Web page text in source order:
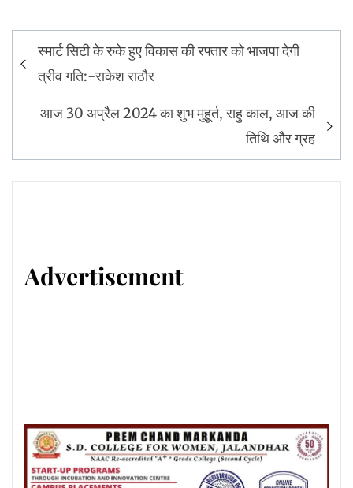
Post
navigation
स्मार्ट सिटी के रुके हुए विकास की रफ्तार को भाजपा देगी
त्रीव गति:-राकेश राठौर
आज 30 अप्रैल 2024 का शुभ मुहूर्त, राहु काल, आज की
तिथि और ग्रह
Advertisement